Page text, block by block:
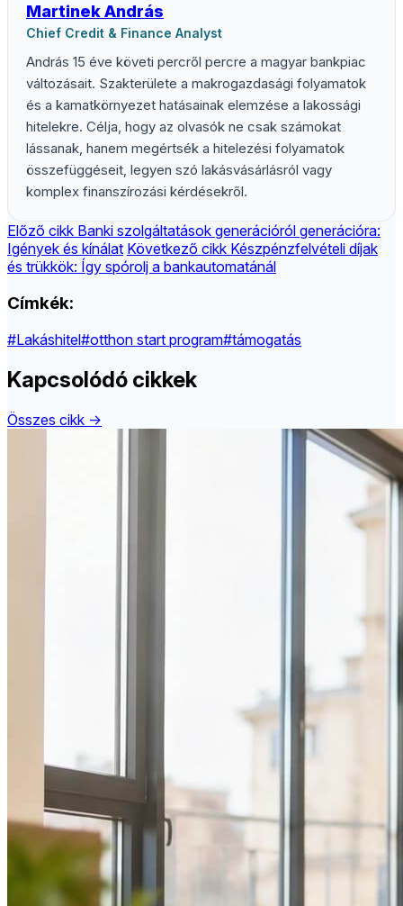
Martinek András
Chief Credit & Finance Analyst
András 15 éve követi percről percre a magyar bankpiac
változásait. Szakterülete a makrogazdasági folyamatok
és a kamatkörnyezet hatásainak elemzése a lakossági
hitelekre. Célja, hogy az olvasók ne csak számokat
lássanak, hanem megértsék a hitelezési folyamatok
összefüggéseit, legyen szó lakásvásárlásról vagy
komplex finanszírozási kérdésekről.
Előző cikk Banki szolgáltatások generációról generációra:
Igények és kínálat Következő cikk Készpénzfelvételi díjak
és trükkök: Így spórolj a bankautomatánál
Címkék:
#Lakáshitel#otthon start program#támogatás
Kapcsolódó cikkek
Összes cikk →